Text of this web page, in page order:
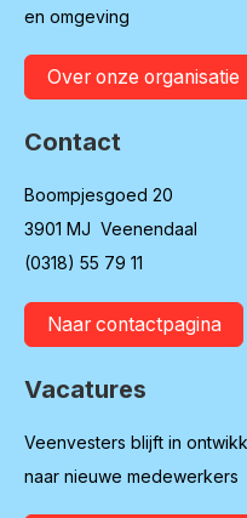
en omgeving
Over onze organisatie
Contact
Boompjesgoed 20
3901 MJ Veenendaal
(0318) 55 79 11
Naar contactpagina
Vacatures
Veenvesters blijft in
naar nieuwe medewerkers